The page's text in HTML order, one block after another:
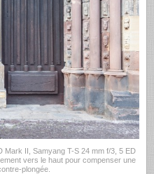
Mark II, Samyang T-S 24 mm f/3, 5 ED
vers le haut pour compenser une
plongée.